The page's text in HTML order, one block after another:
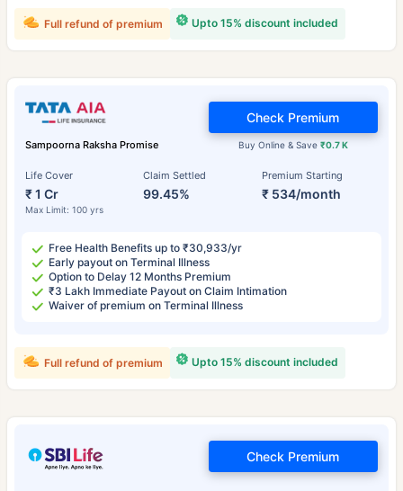
Upto 15% discount included
Full refund of premium
Sampoorna Raksha Promise
Life Cover
₹ 1 Cr
Max Limit: 100 yrs
Claim Settled
99.45%
Premium Starting
₹ 534/month
Buy Online & Save ₹0.7 K
Check Premium
Free Health Benefits up to ₹30,933/yr
Early payout on Terminal Illness
Option to Delay 12 Months Premium
₹3 Lakh Immediate Payout on Claim Intimation
Waiver of premium on Terminal Illness
Upto 15% discount included
Full refund of premium
Check Premium